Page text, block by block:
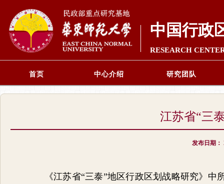
中国行政
RESEARCH
首页 中心介绍 研究团队
江苏省“三
发布日期：
《江苏省“三泰”地区行政区划战略研究》